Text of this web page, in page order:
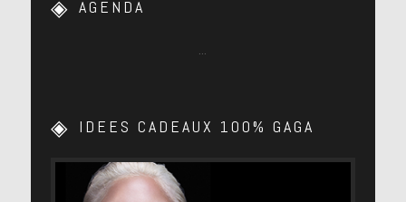
AGENDA
…
IDEES CADEAUX 100% GAGA